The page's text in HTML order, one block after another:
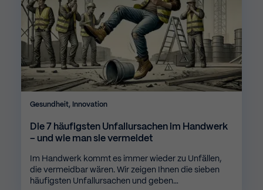
Gesundheit, Innovation
Die 7 häufigsten Unfallursachen im Handwerk
– und wie man sie vermeidet
Im Handwerk kommt es immer wieder zu Unfällen,
die vermeidbar wären. Wir zeigen Ihnen die sieben
häufigsten Unfallursachen und geben…